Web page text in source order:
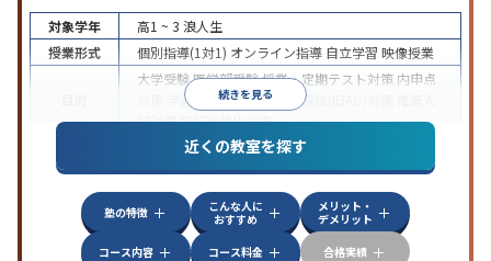
続きを見る
対象学年 高1 ~ 3 浪人生
授業形式
個別指導(1対1) オンライン指導 自立学習 映像授業
大学受験医学部受験授業・定期テスト対策 内申点
学習習慣の定着 総合型選抜(旧AO)対策
試対策学校別特化対策
特徴
中高一貫校生に対応授業の振替可能
学習にPC・タブレットを利用オンライン対応1
科目から受講可能
近くの教室を探す
塾の特徴
こんな人に
おすすめ
メリット・
デメリット
コース内容
コース料金 合格実績